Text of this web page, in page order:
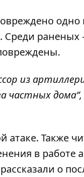
одно
Среди раненых
из
частных
атаке. Также
в работе
рассказали о